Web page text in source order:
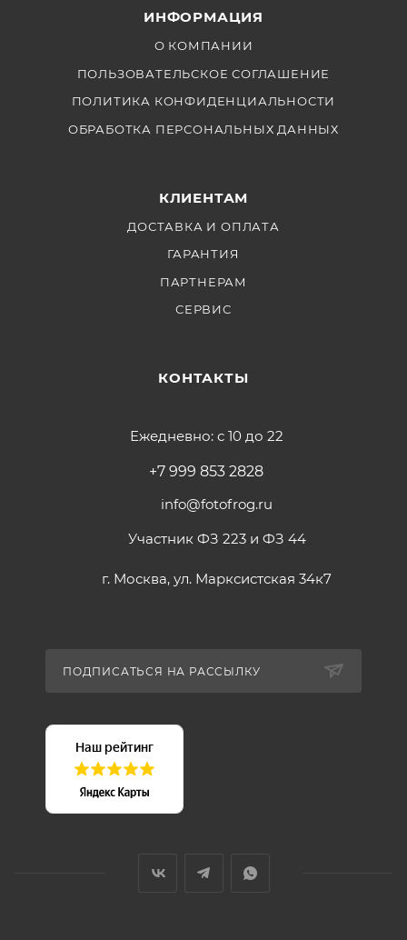
ИНФОРМАЦИЯ
О КОМПАНИИ
ПОЛЬЗОВАТЕЛЬСКОЕ СОГЛАШЕНИЕ
ПОЛИТИКА КОНФИДЕНЦИАЛЬНОСТИ
ОБРАБОТКА ПЕРСОНАЛЬНЫХ ДАННЫХ
КЛИЕНТАМ
ДОСТАВКА И ОПЛАТА
ГАРАНТИЯ
ПАРТНЕРАМ
СЕРВИС
КОНТАКТЫ
Ежедневно: с 10 до 22
+7 999 853 2828
info@fotofrog.ru
Участник ФЗ 223 и ФЗ 44
г. Москва, ул. Марксистская 34к7
ПОДПИСАТЬСЯ НА РАССЫЛКУ